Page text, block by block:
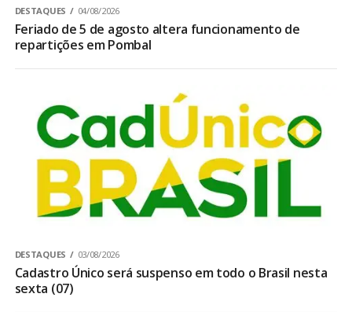
DESTAQUES 04/08/2026
Feriado de 5 de agosto altera funcionamento de
repartições em Pombal
DESTAQUES 03/08/2026
Cadastro Único será suspenso em todo o Brasil nesta
sexta (07)